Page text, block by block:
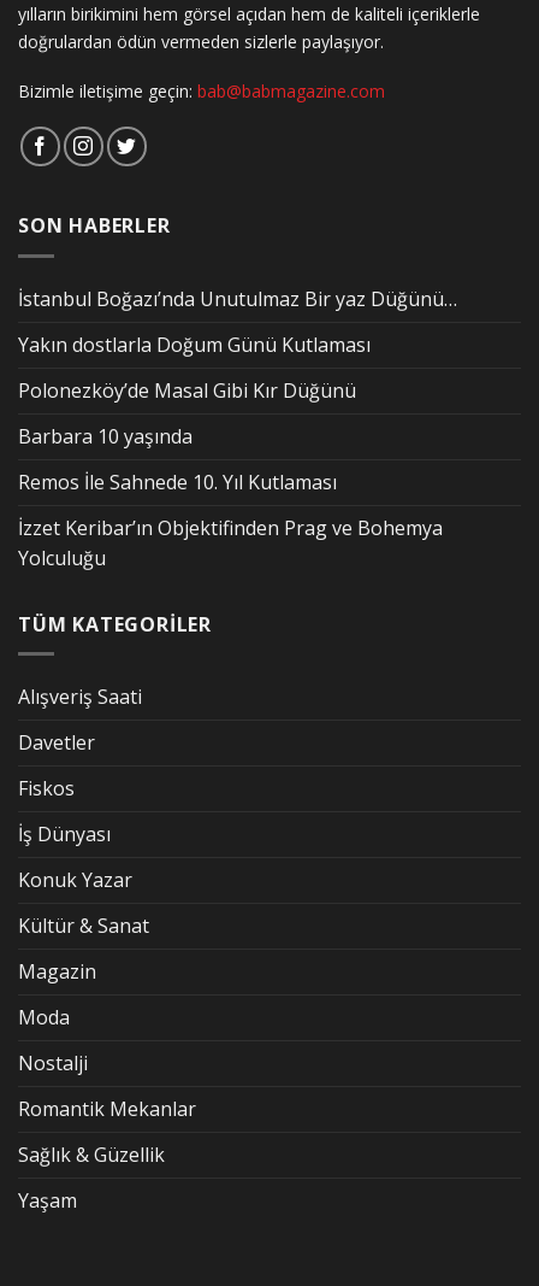
yılların birikimini hem görsel açıdan hem de kaliteli içeriklerle
doğrulardan ödün vermeden sizlerle paylaşıyor.
Bizimle iletişime geçin: bab@babmagazine.com
SON HABERLER
İstanbul Boğazı’nda Unutulmaz Bir yaz Düğünü…
Yakın dostlarla Doğum Günü Kutlaması
Polonezköy’de Masal Gibi Kır Düğünü
Barbara 10 yaşında
Remos İle Sahnede 10. Yıl Kutlaması
İzzet Keribar’ın Objektifinden Prag ve Bohemya
Yolculuğu
TÜM KATEGORİLER
Alışveriş Saati
Davetler
Fiskos
İş Dünyası
Konuk Yazar
Kültür & Sanat
Magazin
Moda
Nostalji
Romantik Mekanlar
Sağlık & Güzellik
Yaşam